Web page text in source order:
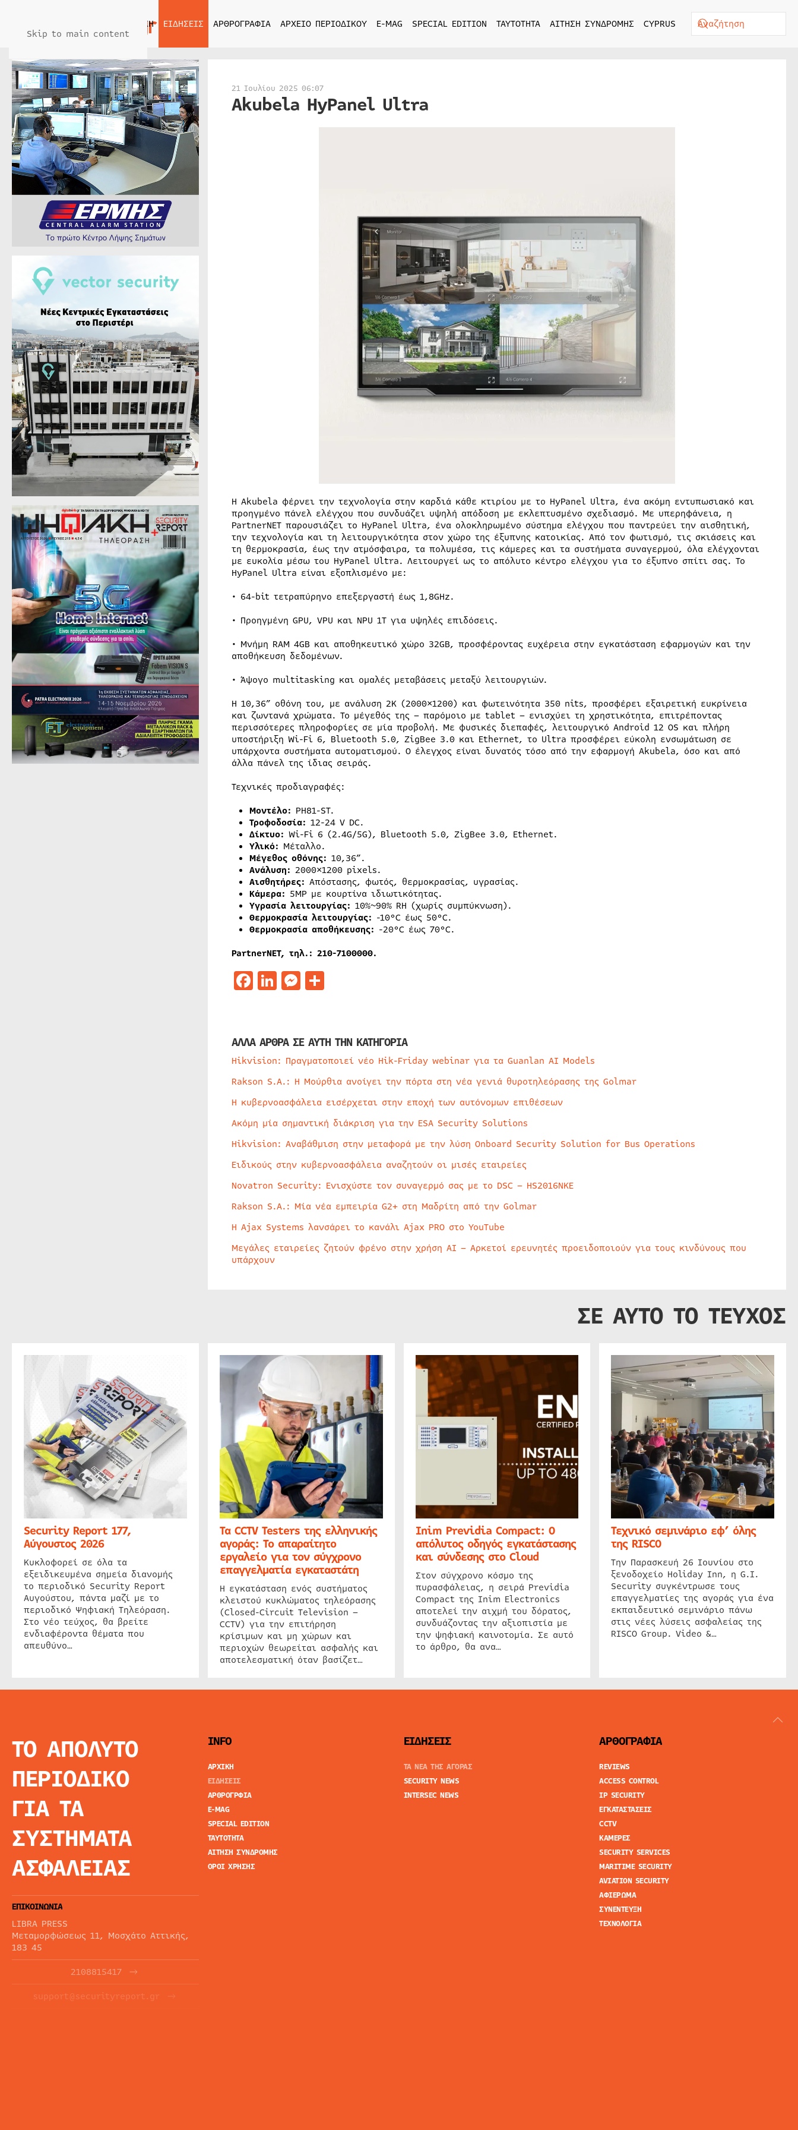
Skip to main content
ΑΡΧΙΚΗ ΕΙΔΗΣΕΙΣ ΑΡΘΡΟΓΡΑΦΙΑ ΑΡΧΕΙΟ ΠΕΡΙΟΔΙΚΟΥ E-MAG SPECIAL EDITION ΤΑΥΤΟΤΗΤΑ ΑΙΤΗΣΗ ΣΥΝΔΡΟΜΗΣ CYPRUS
21 Ιουλίου 2025 06:07
Akubela HyPanel Ultra
Η Akubela φέρνει την τεχνολογία στην καρδιά κάθε κτιρίου με το HyPanel Ultra, ένα ακόμη εντυπωσιακό και
προηγμένο πάνελ ελέγχου που συνδυάζει υψηλή απόδοση με εκλεπτυσμένο σχεδιασμό. Με υπερηφάνεια, η
PartnerNET παρουσιάζει το HyPanel Ultra, ένα ολοκληρωμένο σύστημα ελέγχου που παντρεύει την αισθητική,
την τεχνολογία και τη λειτουργικότητα στον χώρο της έξυπνης κατοικίας. Από τον φωτισμό, τις σκιάσεις και
τη θερμοκρασία, έως την ατμόσφαιρα, τα πολυμέσα, τις κάμερες και τα συστήματα συναγερμού, όλα ελέγχονται
με ευκολία μέσω του HyPanel Ultra. Λειτουργεί ως το απόλυτο κέντρο ελέγχου για το έξυπνο σπίτι σας. Το
HyPanel Ultra είναι εξοπλισμένο με:
• 64-bit τετραπύρηνο επεξεργαστή έως 1,8GHz.
• Προηγμένη GPU, VPU και NPU 1T για υψηλές επιδόσεις.
• Μνήμη RAM 4GB και αποθηκευτικό χώρο 32GB, προσφέροντας ευχέρεια στην εγκατάσταση εφαρμογών και την
αποθήκευση δεδομένων.
• Άψογο multitasking και ομαλές μεταβάσεις μεταξύ λειτουργιών.
Η 10,36” οθόνη του, με ανάλυση 2K (2000×1200) και φωτεινότητα 350 nits, προσφέρει εξαιρετική ευκρίνεια
και ζωντανά χρώματα. Το μέγεθός της – παρόμοιο με tablet – ενισχύει τη χρηστικότητα, επιτρέποντας
περισσότερες πληροφορίες σε μία προβολή. Με φυσικές διεπαφές, λειτουργικό Android 12 OS και πλήρη
υποστήριξη Wi-Fi 6, Bluetooth 5.0, ZigBee 3.0 και Ethernet, το Ultra προσφέρει εύκολη ενσωμάτωση σε
υπάρχοντα συστήματα αυτοματισμού. Ο έλεγχος είναι δυνατός τόσο από την εφαρμογή Akubela, όσο και από
άλλα πάνελ της ίδιας σειράς.
Τεχνικές προδιαγραφές:
Μοντέλο: PH81-ST.
Τροφοδοσία: 12-24 V DC.
Δίκτυο: Wi-Fi 6 (2.4G/5G), Bluetooth 5.0, ZigBee 3.0, Ethernet.
Υλικό: Μέταλλο.
Μέγεθος οθόνης: 10,36”.
Ανάλυση: 2000×1200 pixels.
Αισθητήρες: Απόστασης, φωτός, θερμοκρασίας, υγρασίας.
Κάμερα: 5MP με κουρτίνα ιδιωτικότητας.
Υγρασία λειτουργίας: 10%~90% RH (χωρίς συμπύκνωση).
Θερμοκρασία λειτουργίας: -10°C έως 50°C.
Θερμοκρασία αποθήκευσης: -20°C έως 70°C.
PartnerNET, τηλ.: 210-7100000.
Facebook
LinkedIn
Messenger
Μοιραστείτε
ΑΛΛΑ ΑΡΘΡΑ ΣΕ ΑΥΤΗ ΤΗΝ ΚΑΤΗΓΟΡΙΑ
Hikvision: Πραγματοποιεί νέο Hik-Friday webinar για τα Guanlan AI Models
Rakson S.A.: Η Μούρθια ανοίγει την πόρτα στη νέα γενιά θυροτηλεόρασης της Golmar
Η κυβερνοασφάλεια εισέρχεται στην εποχή των αυτόνομων επιθέσεων
Ακόμη μία σημαντική διάκριση για την ESA Security Solutions
Hikvision: Αναβάθμιση στην μεταφορά με την λύση Onboard Security Solution for Bus Operations
Ειδικούς στην κυβερνοασφάλεια αναζητούν οι μισές εταιρείες
Novatron Security: Ενισχύστε τον συναγερμό σας με το DSC – HS2016NKE
Rakson S.A.: Μία νέα εμπειρία G2+ στη Μαδρίτη από την Golmar
Η Ajax Systems λανσάρει το κανάλι Ajax PRO στο YouTube
Μεγάλες εταιρείες ζητούν φρένο στην χρήση AI – Αρκετοί ερευνητές προειδοποιούν για τους κινδύνους που
υπάρχουν
ΣΕ ΑΥΤΟ ΤΟ ΤΕΥΧΟΣ
Security Report 177,
Αύγουστος 2026
Κυκλοφορεί σε όλα τα
εξειδικευμένα σημεία διανομής
το περιοδικό Security Report
Αυγούστου, πάντα μαζί με το
περιοδικό Ψηφιακή Τηλεόραση.
Στο νέο τεύχος, θα βρείτε
ενδιαφέροντα θέματα που
απευθύνο…
Τα CCTV Testers της ελληνικής
αγοράς: Το απαραίτητο
εργαλείο για τον σύγχρονο
επαγγελματία εγκαταστάτη
Η εγκατάσταση ενός συστήματος
κλειστού κυκλώματος τηλεόρασης
(Closed-Circuit Television –
CCTV) για την επιτήρηση
κρίσιμων και μη χώρων και
περιοχών θεωρείται ασφαλής και
αποτελεσματική όταν βασίζετ…
Inim Previdia Compact: Ο
απόλυτος οδηγός εγκατάστασης
και σύνδεσης στο Cloud
Στον σύγχρονο κόσμο της
πυρασφάλειας, η σειρά Previdia
Compact της Inim Electronics
αποτελεί την αιχμή του δόρατος,
συνδυάζοντας την αξιοπιστία με
την ψηφιακή καινοτομία. Σε αυτό
το άρθρο, θα ανα…
Τεχνικό σεμινάριο εφ’ όλης
της RISCO
Την Παρασκευή 26 Ιουνίου στο
ξενοδοχείο Holiday Inn, η G.I.
Security συγκέντρωσε τους
επαγγελματίες της αγοράς για ένα
εκπαιδευτικό σεμινάριο πάνω
στις νέες λύσεις ασφαλείας της
RISCO Group. Video &…
ΤΟ ΑΠΟΛΥΤΟ
ΠΕΡΙΟΔΙΚΟ
ΓΙΑ ΤΑ
ΣΥΣΤΗΜΑΤΑ
ΑΣΦΑΛΕΙΑΣ
ΕΠΙΚΟΙΝΩΝΙΑ
LIBRA PRESS
Μεταμορφώσεως 11, Μοσχάτο Αττικής,
183 45
2108815417
support@securityreport.gr
INFO
ΑΡΧΙΚΗ
ΕΙΔΗΣΕΙΣ
ΑΡΘΡΟΓΡΦΙΑ
E-MAG
SPECIAL EDITION
ΤΑΥΤΟΤΗΤΑ
ΑΙΤΗΣΗ ΣΥΝΔΡΟΜΗΣ
ΟΡΟΙ ΧΡΗΣΗΣ
ΕΙΔΗΣΕΙΣ
ΤΑ ΝΕΑ ΤΗΣ ΑΓΟΡΑΣ
SECURITY NEWS
INTERSEC NEWS
ΑΡΘΟΓΡΑΦΙΑ
REVIEWS
ACCESS CONTROL
IP SECURITY
ΕΓΚΑΤΑΣΤΑΣΕΙΣ
CCTV
ΚΑΜΕΡΕΣ
SECURITY SERVICES
MARITIME SECURITY
AVIATION SECURITY
ΑΦΙΕΡΩΜΑ
ΣΥΝΕΝΤΕΥΞΗ
ΤΕΧΝΟΛΟΓΙΑ